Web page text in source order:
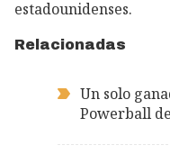
estadounidenses.
Relacionadas
Un solo
Powerball